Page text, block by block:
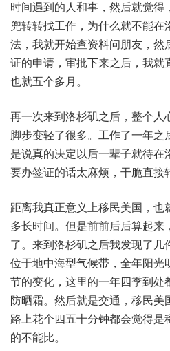
时间遇到的人和事，然后就觉得
兜转转找工作，为什么就不能在
法，我就开始查资料问朋友，然
证的申请，审批下来之后，我就
也就五个多月。
再一次来到洛杉矶之后，整个人
脚步变轻了很多。工作了一年之
是说真的决定以后一辈子就待在
要办签证的话太麻烦，干脆直接
距离我真正意义上移民美国，也
多长时间。但是前前后后算起来
了。来到洛杉矶之后我发现了几
位于地中海型气候带，全年阳光
节的变化，这里的一年四季到处
防晒霜。然后就是交通，移民美
路上花个四五十分钟都会觉得是
的不能比。